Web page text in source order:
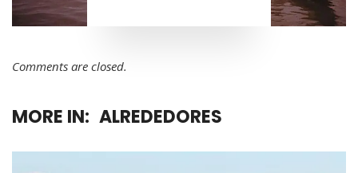
Comments are closed.
MORE IN: ALREDEDORES